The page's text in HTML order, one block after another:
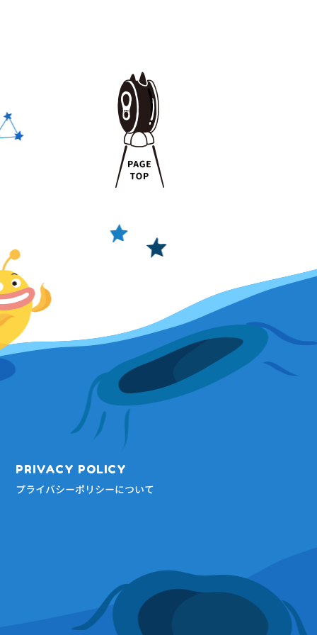
PRIVACY POLICY
プライバシーポリシーについて